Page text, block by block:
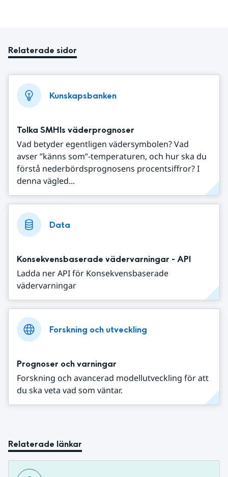
Relaterade sidor
Kunskapsbanken
Tolka SMHIs väderprognoser
Vad betyder egentligen vädersymbolen? Vad
avser ”känns som”-temperaturen, och hur ska du
förstå nederbördsprognosens procentsiffror? I
denna vägled...
Data
Konsekvensbaserade vädervarningar - API
Ladda ner API för Konsekvensbaserade
vädervarningar
Forskning och utveckling
Prognoser och varningar
Forskning och avancerad modellutveckling för att
du ska veta vad som väntar.
Relaterade länkar